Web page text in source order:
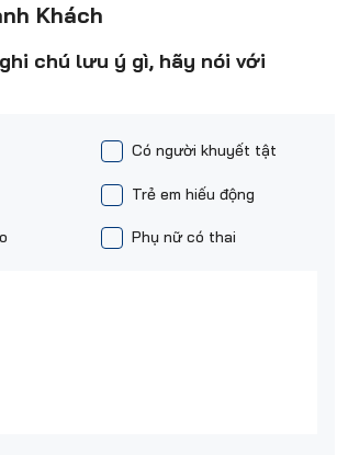
Khách
chú lưu ý gì, hãy nói với
Trẻ em hiếu động
Có người khuyết tật
Phụ nữ có thai